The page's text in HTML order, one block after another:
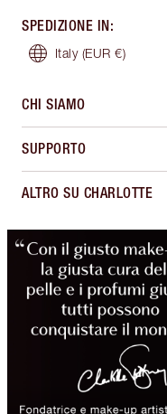
SPEDIZIONE IN :
Italy (EUR €)
CHI SIAMO
SUPPORTO
ALTRO SU CHARLOTTE